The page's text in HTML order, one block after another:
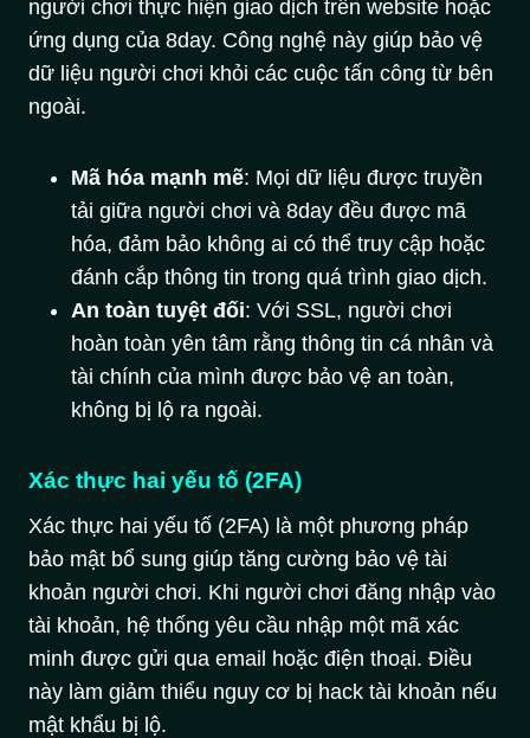
người chơi thực hiện giao dịch trên website hoặc
ứng dụng của 8day. Công nghệ này giúp bảo vệ
dữ liệu người chơi khỏi các cuộc tấn công từ bên
ngoài.
Mã hóa mạnh mẽ: Mọi dữ liệu được truyền
tải giữa người chơi và 8day đều được mã
hóa, đảm bảo không ai có thể truy cập hoặc
đánh cắp thông tin trong quá trình giao dịch.
An toàn tuyệt đối: Với SSL, người chơi
hoàn toàn yên tâm rằng thông tin cá nhân và
tài chính của mình được bảo vệ an toàn,
không bị lộ ra ngoài.
Xác thực hai yếu tố (2FA)
Xác thực hai yếu tố (2FA) là một phương pháp
bảo mật bổ sung giúp tăng cường bảo vệ tài
khoản người chơi. Khi người chơi đăng nhập vào
tài khoản, hệ thống yêu cầu nhập một mã xác
minh được gửi qua email hoặc điện thoại. Điều
này làm giảm thiểu nguy cơ bị hack tài khoản nếu
mật khẩu bị lộ.